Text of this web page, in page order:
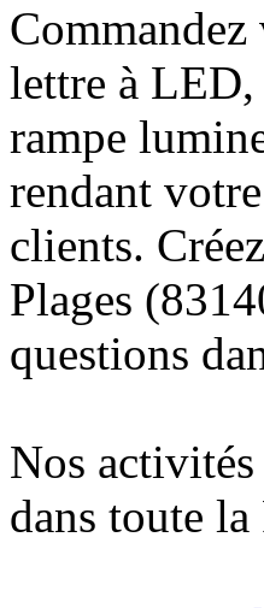
lettre à LED,
rampe
rendant
clients.
Plages
questions
Nos
dans toute la